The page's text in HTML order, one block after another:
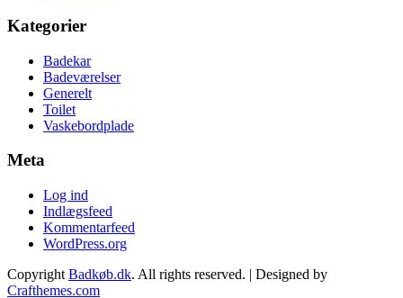
Kategorier
Badekar
Badeværelser
Generelt
Toilet
Vaskebordplade
Meta
Log ind
Indlægsfeed
Kommentarfeed
WordPress.org
Copyright Badkøb.dk. All rights reserved. | Designed by
Crafthemes.com